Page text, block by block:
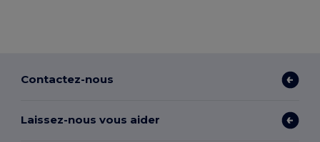
Contactez-nous
Laissez-nous vous aider